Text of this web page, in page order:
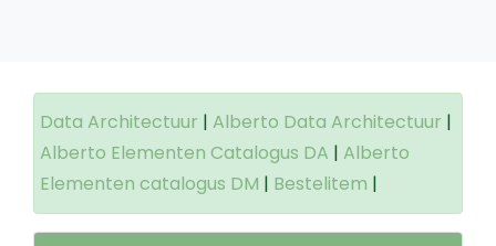
Data Architectuur | Alberto Data Architectuur |
Alberto Elementen Catalogus DA | Alberto
Elementen catalogus DM | Bestelitem |